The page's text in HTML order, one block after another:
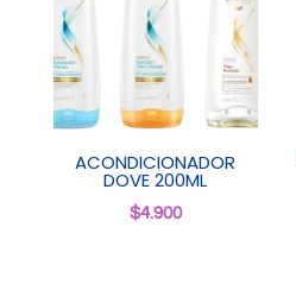
ACONDICIONADOR
DOVE 200ML
$4.900